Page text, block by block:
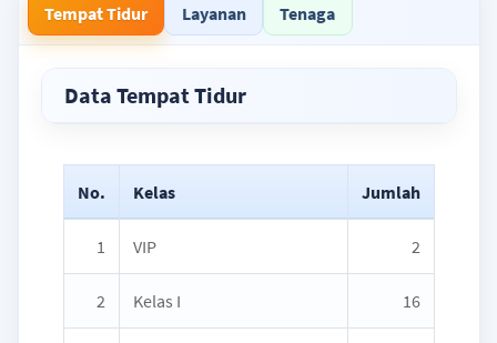
Tempat Tidur Layanan Tenaga
Data Tempat Tidur
No. Kelas Jumlah
1 VIP 2
2 Kelas I 16